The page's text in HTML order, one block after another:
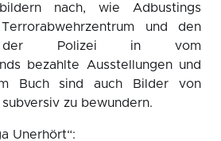
nach, wie Adbustings
und den
der Polizei in vom
bezahlte Ausstellungen und
Buch sind auch Bilder von
zu bewundern.
Unerhört“: